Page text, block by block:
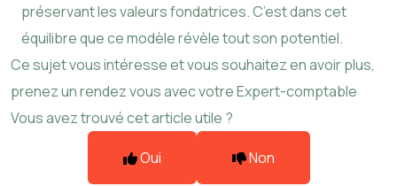
préservant les valeurs fondatrices. C’est dans cet
équilibre que ce modèle révèle tout son potentiel.
Ce sujet vous intéresse et vous souhaitez en avoir plus,
prenez un rendez vous avec votre Expert-comptable
Vous avez trouvé cet article utile ?
Oui Non